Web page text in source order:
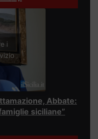
i
Abbate:
siciliane”